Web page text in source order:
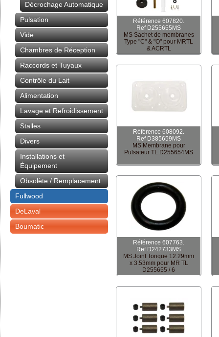
Décrochage Automatique
Pulsation
Vide
Chambres de Réception
Raccords et Tuyaux
Contrôle du Lait
Alimentation
Lavage et Refroidissement
Stalles
Divers
Installations et
Équipement
Obsolète / Remplacement
Fullwood
DeLaval
Boumatic
Référence 607820.
Ref D255655MS
MS Sachet de membranes
Type "C" & "O" pour MRTL
& ACRTL
Référence 608092.
Ref D385659MS
MS Membrane pour
Pulsateur TL D255654MS
Référence 607763.
Ref D242733MS
MS Joint Torique 12.29mm
x 3.53mm pour MR TL
D255655 / 6